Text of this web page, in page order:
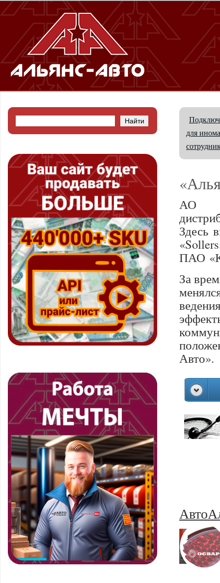
для
АО
Здесь
ПАО
За
Авто».